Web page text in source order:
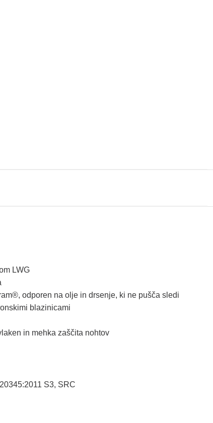
LWG
, odporen na olje in drsenje, ki ne pušča sledi
blazinicami
in mehka zaščita nohtov
20345:2011 S3, SRC